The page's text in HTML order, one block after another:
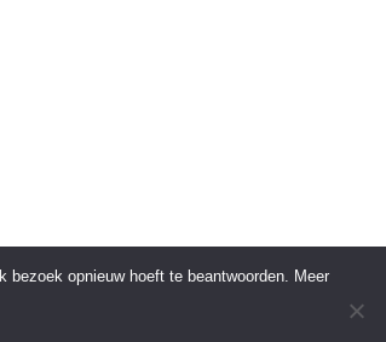
opnieuw hoeft te beantwoorden. Meer